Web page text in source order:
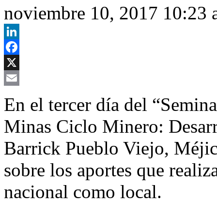
noviembre 10, 2017 10:23
LinkedIn
Facebook
X
En el tercer día del
Minas Ciclo Minero:
Barrick Pueblo Viejo,
sobre los aportes que
nacional como local.